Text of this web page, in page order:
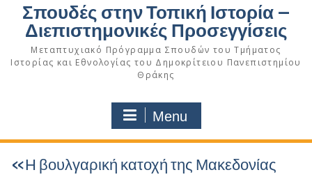
Σπουδές στην Τοπική Ιστορία –
Διεπιστημονικές Προσεγγίσεις
Μεταπτυχιακό Πρόγραμμα Σπουδών του Τμήματος
Ιστορίας και Εθνολογίας του Δημοκρίτειου Πανεπιστημίου
Θράκης
Menu
«Η βουλγαρική κατοχή της Μακεδονίας